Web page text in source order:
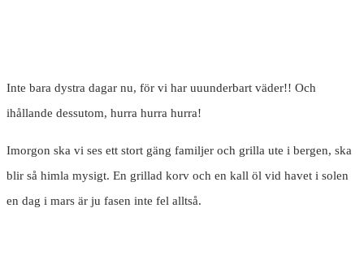
Inte bara dystra dagar nu, för vi har uuunderbart väder!! Och
ihållande dessutom, hurra hurra hurra!
Imorgon ska vi ses ett stort gäng familjer och grilla ute i bergen, ska
blir så himla mysigt. En grillad korv och en kall öl vid havet i solen
en dag i mars är ju fasen inte fel alltså.